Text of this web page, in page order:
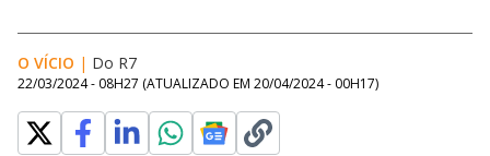
O VÍCIO | Do R7
22/03/2024 - 08H27 (ATUALIZADO EM 20/04/2024 - 00H17)